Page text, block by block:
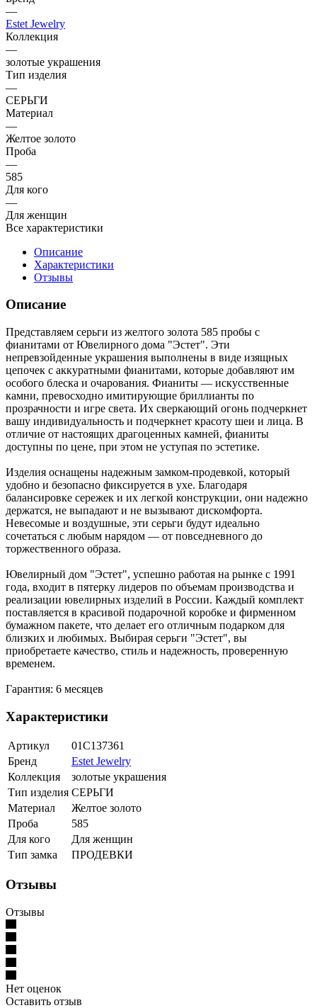
—
Estet Jewelry
Коллекция
—
золотые украшения
Тип изделия
—
СЕРЬГИ
Материал
—
Желтое золото
Проба
—
585
Для кого
—
Для женщин
Все характеристики
Описание
Характеристики
Отзывы
Описание
Представляем серьги из желтого золота 585 пробы с
фианитами от Ювелирного дома "Эстет". Эти
непревзойденные украшения выполнены в виде изящных
цепочек с аккуратными фианитами, которые добавляют им
особого блеска и очарования. Фианиты — искусственные
камни, превосходно имитирующие бриллианты по
прозрачности и игре света. Их сверкающий огонь подчеркнет
вашу индивидуальность и подчеркнет красоту шеи и лица. В
отличие от настоящих драгоценных камней, фианиты
доступны по цене, при этом не уступая по эстетике.
Изделия оснащены надежным замком-продевкой, который
удобно и безопасно фиксируется в ухе. Благодаря
балансировке сережек и их легкой конструкции, они надежно
держатся, не выпадают и не вызывают дискомфорта.
Невесомые и воздушные, эти серьги будут идеально
сочетаться с любым нарядом — от повседневного до
торжественного образа.
Ювелирный дом "Эстет", успешно работая на рынке с 1991
года, входит в пятерку лидеров по объемам производства и
реализации ювелирных изделий в России. Каждый комплект
поставляется в красивой подарочной коробке и фирменном
бумажном пакете, что делает его отличным подарком для
близких и любимых. Выбирая серьги "Эстет", вы
приобретаете качество, стиль и надежность, проверенную
временем.
Гарантия: 6 месяцев
Характеристики
Артикул
01С137361
Бренд
Estet Jewelry
Коллекция
золотые украшения
Тип изделия СЕРЬГИ
Материал
Желтое золото
Проба
585
Для кого
Для женщин
Тип замка
ПРОДЕВКИ
Отзывы
Отзывы
Нет оценок
Оставить отзыв